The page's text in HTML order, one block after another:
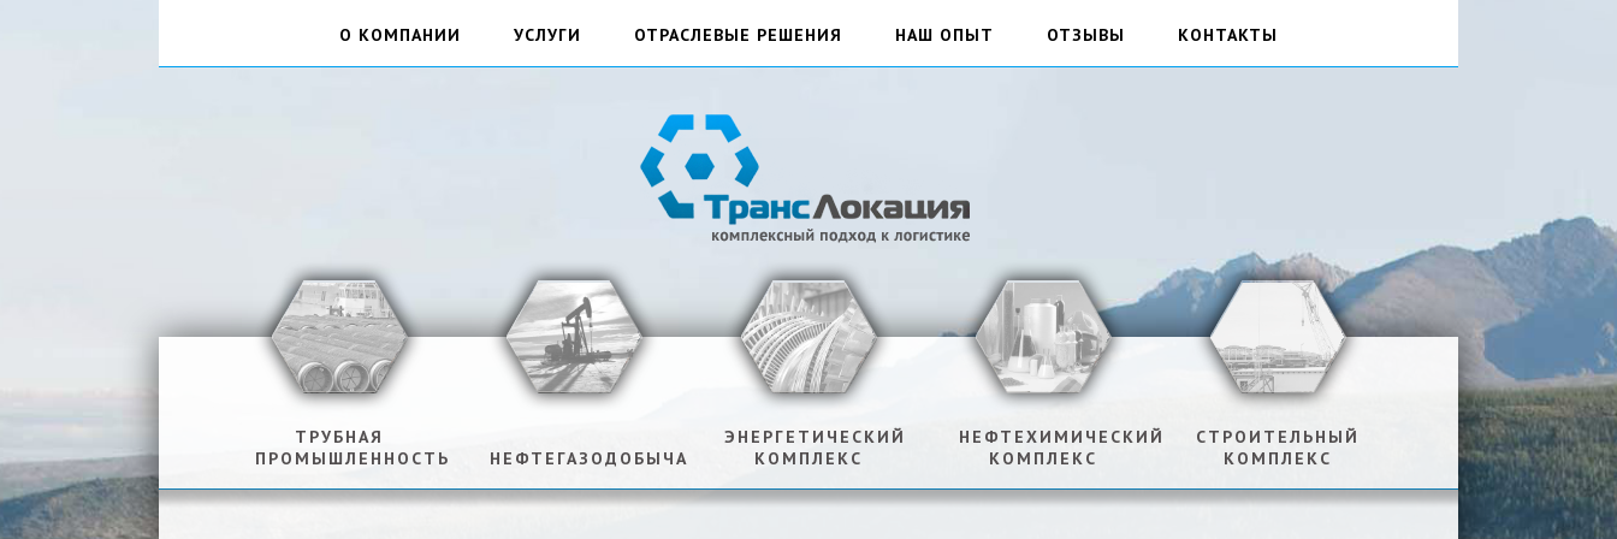
О КОМПАНИИ УСЛУГИ ОТРАСЛЕВЫЕ РЕШЕНИЯ НАШ ОПЫТ ОТЗЫВЫ КОНТАКТЫ
ТРУБНАЯ
ПРОМЫШЛЕННОСТЬ
НЕФТЕГАЗОДОБЫЧА
ЭНЕРГЕТИЧЕСКИЙ
КОМПЛЕКС
НЕФТЕХИМИЧЕСКИЙ
КОМПЛЕКС
СТРОИТЕЛЬНЫЙ
КОМПЛЕКС